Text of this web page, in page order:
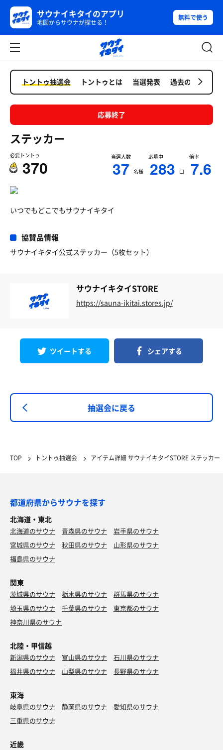
サウナイキタイのアプリ
地図からサウナが探せる！
無料で使う
トントゥ抽選会 トントゥとは 当選発表 過去の抽選会
応募終了
ステッカー
必要トントゥ
370
当選人数
37 名様
応募中
283 口
倍率
7.6
いつでもどこでもサウナイキタイ
協賛品情報
サウナイキタイ公式ステッカー（5枚セット）
サウナイキタイSTORE
https://sauna-ikitai.stores.jp/
ツイートする シェアする
抽選会に戻る
TOP トントゥ抽選会 アイテム詳細 サウナイキタイSTORE ステッカー
都道府県からサウナを探す
北海道・東北
北海道のサウナ 青森県のサウナ
岩手県のサウナ
宮城県のサウナ
秋田県のサウナ
山形県のサウナ
福島県のサウナ
関東
茨城県のサウナ 栃木県のサウナ
群馬県のサウナ
埼玉県のサウナ
千葉県のサウナ
東京都のサウナ
神奈川県のサウナ
北陸・甲信越
新潟県のサウナ 富山県のサウナ
石川県のサウナ
福井県のサウナ
山梨県のサウナ 長野県のサウナ
東海
岐阜県のサウナ 静岡県のサウナ
愛知県のサウナ
三重県のサウナ
近畿